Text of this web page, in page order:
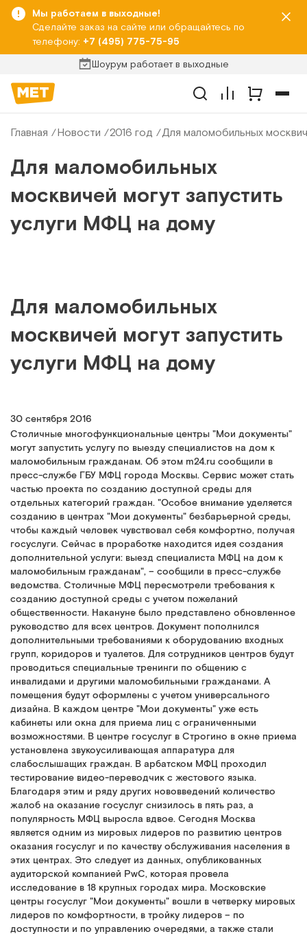
Мы работаем в выходные!
Сделайте заказ на сайте или обращайтесь по
телефону: +7 (495) 775-75-95
Шоурум работает в выходные
Главная Новости 2016 год Для маломобильных
Для маломобильных
москвичей могут запустить
услуги МФЦ на дому
Для маломобильных
москвичей могут запустить
услуги МФЦ на дому
30 сентября 2016
Столичные многофункциональные центры "Мои документы"
могут запустить услугу по выезду специалистов на дом к
маломобильным гражданам. Об этом m24.ru сообщили в
пресс-службе ГБУ МФЦ города Москвы. Сервис может стать
частью проекта по созданию доступной среды для
отдельных категорий граждан. "Особое внимание уделяется
созданию в центрах "Мои документы" безбарьерной среды,
чтобы каждый человек чувствовал себя комфортно, получая
госуслуги. Сейчас в проработке находится идея создания
дополнительной услуги: выезд специалиста МФЦ на дом к
маломобильным гражданам", – сообщили в пресс-службе
ведомства. Столичные МФЦ пересмотрели требования к
созданию доступной среды с учетом пожеланий
общественности. Накануне было представлено обновленное
руководство для всех центров. Документ пополнился
дополнительными требованиями к оборудованию входных
групп, коридоров и туалетов. Для сотрудников центров будут
проводиться специальные тренинги по общению с
инвалидами и другими маломобильными гражданами. А
помещения будут оформлены с учетом универсального
дизайна. В каждом центре "Мои документы" уже есть
кабинеты или окна для приема лиц с ограниченными
возможностями. В центре госуслуг в Строгино в окне приема
установлена звукоусиливающая аппаратура для
слабослышащих граждан. В арбатском МФЦ проходил
тестирование видео-переводчик с жестового языка.
Благодаря этим и ряду других нововведений количество
жалоб на оказание госуслуг снизилось в пять раз, а
популярность МФЦ выросла вдвое. Сегодня Москва
является одним из мировых лидеров по развитию центров
оказания госуслуг и по качеству обслуживания населения в
этих центрах. Это следует из данных, опубликованных
аудиторской компанией PwC, которая провела
исследование в 18 крупных городах мира. Московские
центры госуслуг "Мои документы" вошли в четверку мировых
лидеров по комфортности, в тройку лидеров – по
доступности и по управлению очередями, а также стали